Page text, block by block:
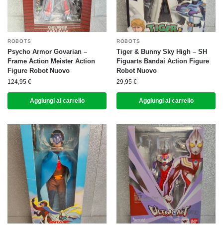
ROBOTS
Psycho Armor Govarian –
Frame Action Meister Action
Figure Robot Nuovo
124,95 €
Aggiungi al carrello
ROBOTS
Tiger & Bunny Sky High – SH
Figuarts Bandai Action Figure
Robot Nuovo
29,95 €
Aggiungi al carrello